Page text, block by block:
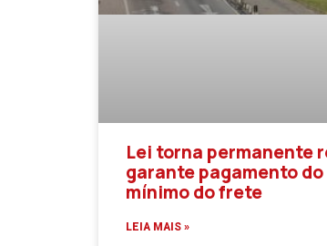
Lei torna permanente
garante pagamento
mínimo do frete
LEIA MAIS »